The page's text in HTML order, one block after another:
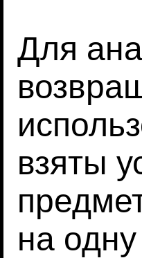
Для
взяты
на